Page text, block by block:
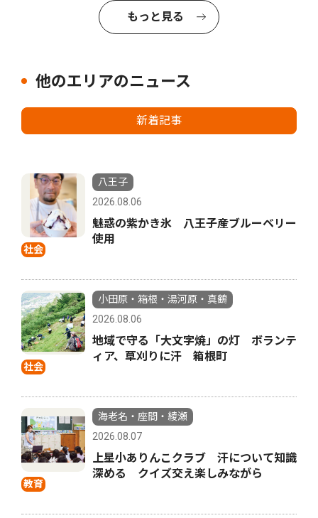
もっと見る
他のエリアのニュース
新着記事
社会
八王子
2026.08.06
魅惑の紫かき氷 八王子産ブルーベリー
使用
社会
小田原・箱根・湯河原・真鶴
2026.08.06
地域で守る「大文字焼」の灯 ボランテ
ィア、草刈りに汗 箱根町
教育
海老名・座間・綾瀬
2026.08.07
上星小ありんこクラブ 汗について知識
深める クイズ交え楽しみながら